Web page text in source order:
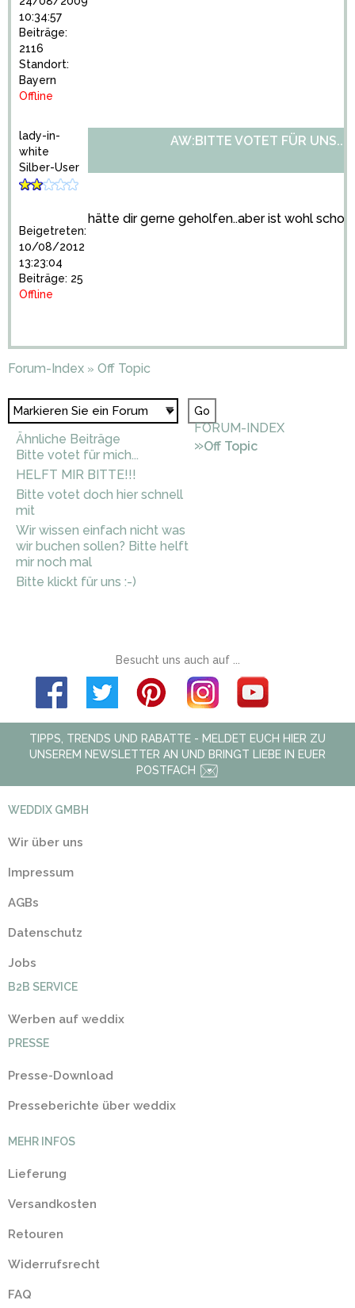
10:34:57
Beiträge:
2116
Standort:
Bayern
Offline
lady-in-
white
Silber-User
Beigetreten:
10/08/2012
13:23:04
Beiträge: 25
Offline
AW:BITTE VOTET FÜR
hätte dir gerne geholfen..aber ist wohl
Forum-Index » Off Topic
Ähnliche Beiträge
Bitte votet für mich...
HELFT MIR BITTE!!!
Bitte votet doch hier schnell
mit
Wir wissen einfach nicht was
wir buchen sollen? Bitte helft
mir noch mal
Bitte klickt für uns :-)
FORUM-INDEX
»Off Topic
Besucht uns auch auf ...
TIPPS, TRENDS UND RABATTE - MELDET EUCH HIER ZU
UNSEREM NEWSLETTER AN UND BRINGT LIEBE IN EUER
POSTFACH
WEDDIX GMBH
Wir über uns
Impressum
AGBs
Datenschutz
Jobs
B2B SERVICE
Werben auf weddix
PRESSE
Presse-Download
Presseberichte über weddix
MEHR INFOS
Lieferung
Versandkosten
Retouren
Widerrufsrecht
FAQ